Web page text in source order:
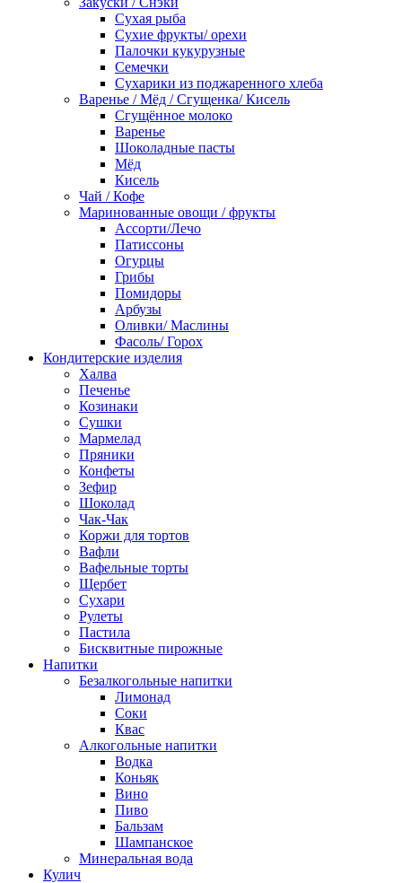
Сухая рыба
Сухие фрукты/ орехи
Палочки кукурузные
Семечки
Сухарики из поджаренного хлеба
Варенье / Мёд / Сгущенка/ Кисель
Сгущённое молоко
Варенье
Шоколадные пасты
Мёд
Кисель
Чай / Кофе
Маринованные овощи / фрукты
Ассорти/Лечо
Патиссоны
Огурцы
Грибы
Помидоры
Арбузы
Оливки/ Маслины
Фасоль/ Горох
Кондитерские изделия
Халва
Печенье
Козинаки
Сушки
Мармелад
Пряники
Конфеты
Зефир
Шоколад
Чак-Чак
Коржи для тортов
Вафли
Вафельные торты
Щербет
Сухари
Рулеты
Пастила
Бисквитные пирожные
Напитки
Безалкогольные напитки
Лимонад
Соки
Квас
Алкогольные напитки
Водка
Коньяк
Вино
Пиво
Бальзам
Шампанское
Минеральная вода
Кулич